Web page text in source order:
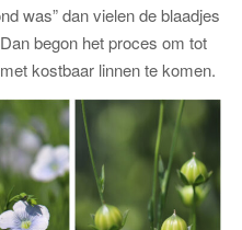
was” dan vielen de blaadjes
begon het proces om tot
kostbaar linnen te komen.